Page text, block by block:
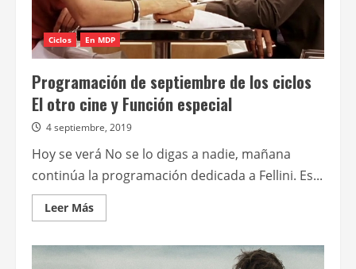
Ciclos En MDP
Programación de septiembre de los ciclos
El otro cine y Función especial
4 septiembre, 2019
Hoy se verá No se lo digas a nadie, mañana
continúa la programación dedicada a Fellini. Es...
Leer MásLeer
más
Programación